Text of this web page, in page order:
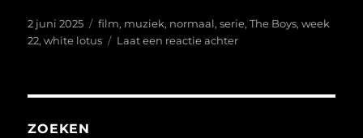
Geplaatst
op
2 juni 2025 Tags
film, muziek, normaal,serie,The Boys,week
22,white lotus Laat een reactie achterop
ZOEKEN